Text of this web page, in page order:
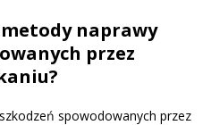
metody naprawy
przez
spowodowanych przez